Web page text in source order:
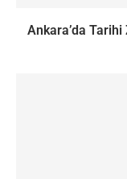
Ankara’da